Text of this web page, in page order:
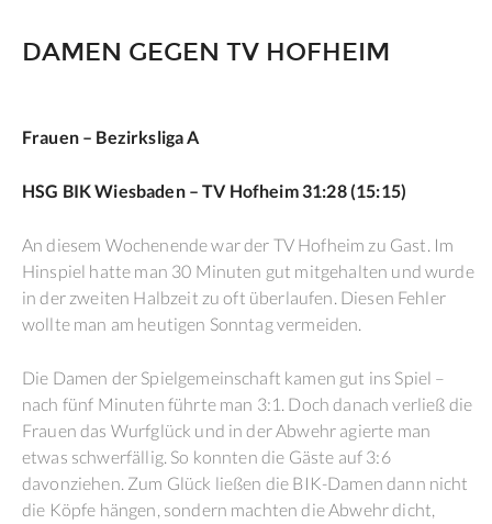
DAMEN GEGEN TV HOFHEIM
Frauen – Bezirksliga A
HSG BIK Wiesbaden – TV Hofheim 31:28 (15:15)
An diesem Wochenende war der TV Hofheim zu Gast. Im
Hinspiel hatte man 30 Minuten gut mitgehalten und wurde
in der zweiten Halbzeit zu oft überlaufen. Diesen Fehler
wollte man am heutigen Sonntag vermeiden.
Die Damen der Spielgemeinschaft kamen gut ins Spiel –
nach fünf Minuten führte man 3:1. Doch danach verließ die
Frauen das Wurfglück und in der Abwehr agierte man
etwas schwerfällig. So konnten die Gäste auf 3:6
davonziehen. Zum Glück ließen die BIK-Damen dann nicht
die Köpfe hängen, sondern machten die Abwehr dicht,